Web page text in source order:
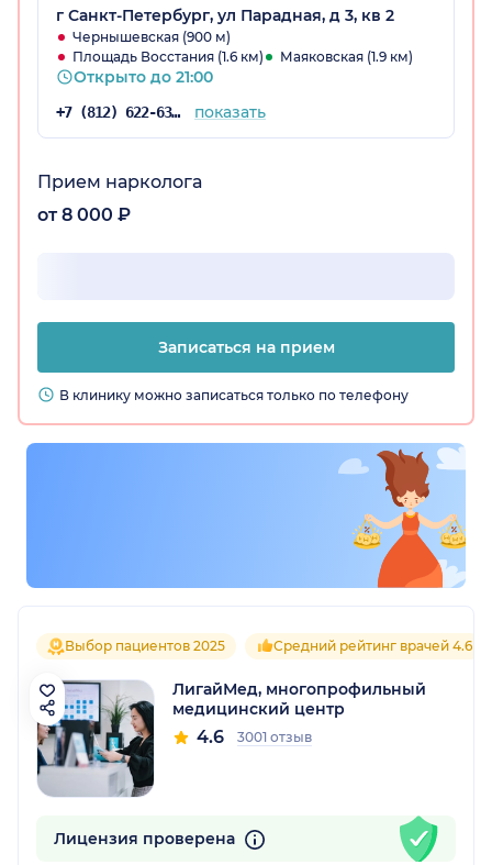
г Санкт-Петербург, ул Парадная, д 3, кв 2
Чернышевская (900 м)
Площадь Восстания (1.6 км)
Маяковская (1.9 км)
Открыто до 21:00
+7 (812) 622-63-48 показать
Прием нарколога
от 8 000 ₽
Записаться на прием
В клинику можно записаться только по телефону
Выбор пациентов 2025 Средний рейтинг врачей 4.6
ЛигайМед, многопрофильный
медицинский центр
4.6 3001 отзыв
Лицензия проверена